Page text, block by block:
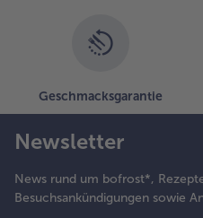
Geschmacksgarantie
Newsletter
News rund um bofrost*,
Besuchsankündigungen sowie